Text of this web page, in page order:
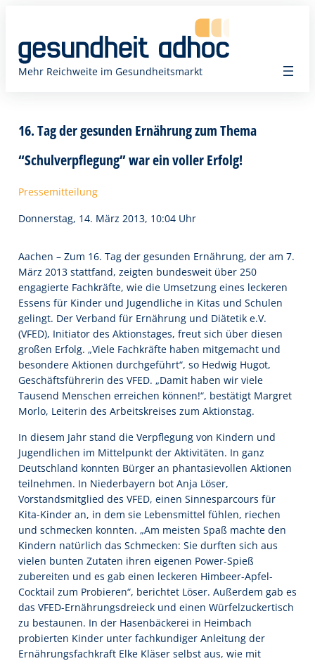
springen
Mehr Reichweite im Gesundheitsmarkt
16. Tag der gesunden Ernährung zum Thema
“Schulverpflegung” war ein voller Erfolg!
Pressemitteilung
Donnerstag, 14. März 2013, 10:04 Uhr
Aachen – Zum 16. Tag der gesunden Ernährung, der am 7.
März 2013 stattfand, zeigten bundesweit über 250
engagierte Fachkräfte, wie die Umsetzung eines leckeren
Essens für Kinder und Jugendliche in Kitas und Schulen
gelingt. Der Verband für Ernährung und Diätetik e.V.
(VFED), Initiator des Aktionstages, freut sich über diesen
großen Erfolg. „Viele Fachkräfte haben mitgemacht und
besondere Aktionen durchgeführt“, so Hedwig Hugot,
Geschäftsführerin des VFED. „Damit haben wir viele
Tausend Menschen erreichen können!“, bestätigt Margret
Morlo, Leiterin des Arbeitskreises zum Aktionstag.
In diesem Jahr stand die Verpflegung von Kindern und
Jugendlichen im Mittelpunkt der Aktivitäten. In ganz
Deutschland konnten Bürger an phantasievollen Aktionen
teilnehmen. In Niederbayern bot Anja Löser,
Vorstandsmitglied des VFED, einen Sinnesparcours für
Kita-Kinder an, in dem sie Lebensmittel fühlen, riechen
und schmecken konnten. „Am meisten Spaß machte den
Kindern natürlich das Schmecken: Sie durften sich aus
vielen bunten Zutaten ihren eigenen Power-Spieß
zubereiten und es gab einen leckeren Himbeer-Apfel-
Cocktail zum Probieren“, berichtet Löser. Außerdem gab es
das VFED-Ernährungsdreieck und einen Würfelzuckertisch
zu bestaunen. In der Hasenbäckerei in Heimbach
probierten Kinder unter fachkundiger Anleitung der
Ernährungsfachkraft Elke Kläser selbst aus, wie mit